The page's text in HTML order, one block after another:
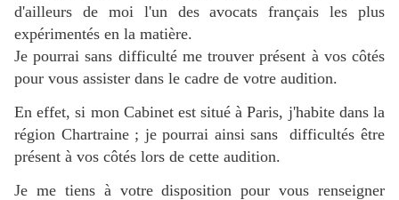
d'ailleurs de moi l'un des avocats français les plus
expérimentés en la matière.
Je pourrai sans difficulté me trouver présent à vos côtés
pour vous assister dans le cadre de votre audition.
En effet, si mon Cabinet est situé à Paris, j'habite dans la
région Chartraine ; je pourrai ainsi sans difficultés être
présent à vos côtés lors de cette audition.
Je me tiens à votre disposition pour vous renseigner